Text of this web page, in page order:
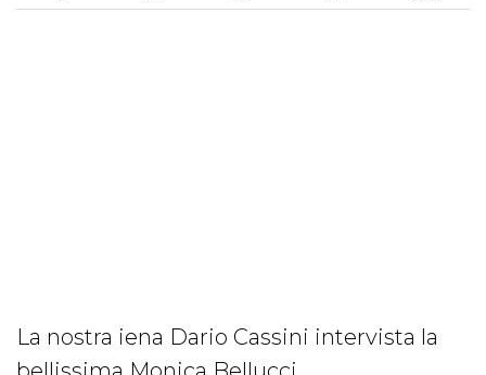
La nostra iena Dario Cassini intervista la